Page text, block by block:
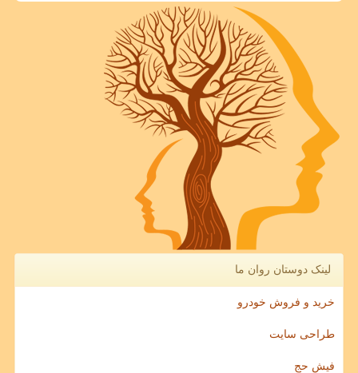
لینک دوستان روان ما
خرید و فروش خودرو
طراحی سایت
فیش حج